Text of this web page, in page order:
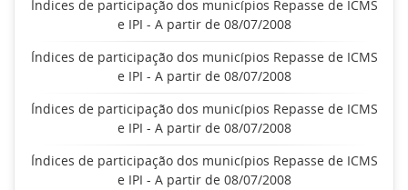
Índices de participação dos municípios Repasse de ICMS
e IPI - A partir de 08/07/2008
Índices de participação dos municípios Repasse de ICMS
e IPI - A partir de 08/07/2008
Índices de participação dos municípios Repasse de ICMS
e IPI - A partir de 08/07/2008
Índices de participação dos municípios Repasse de ICMS
e IPI - A partir de 08/07/2008